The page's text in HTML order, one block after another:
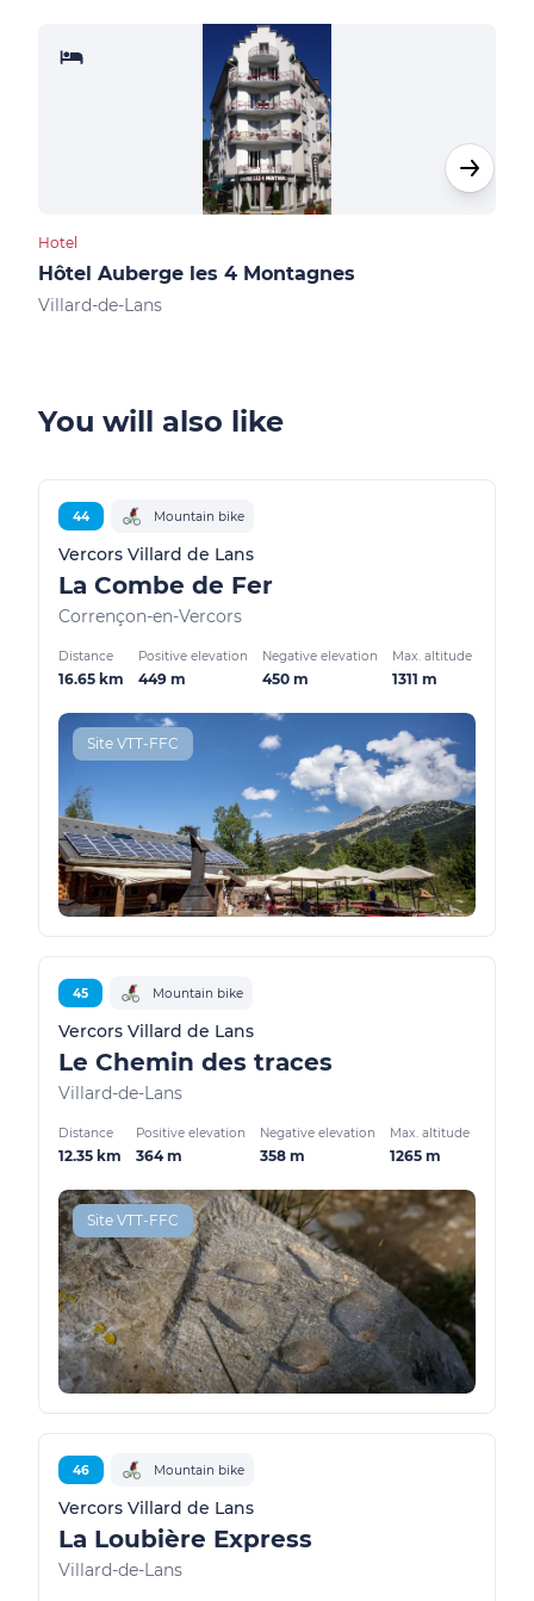
Hotel
Hôtel Auberge les 4 Montagnes
Villard-de-Lans
You will also like
44 Mountain bike
Vercors Villard de Lans
La Combe de Fer
Corrençon-en-Vercors
Distance
16.65 km
Positive elevation
449 m
Negative elevation
450 m
Max. altitude
1311 m
Site VTT-FFC
45 Mountain bike
Vercors Villard de Lans
Le Chemin des traces
Villard-de-Lans
Distance
12.35 km
Positive elevation
364 m
Negative elevation
358 m
Max. altitude
1265 m
Site VTT-FFC
46 Mountain bike
Vercors Villard de Lans
La Loubière Express
Villard-de-Lans